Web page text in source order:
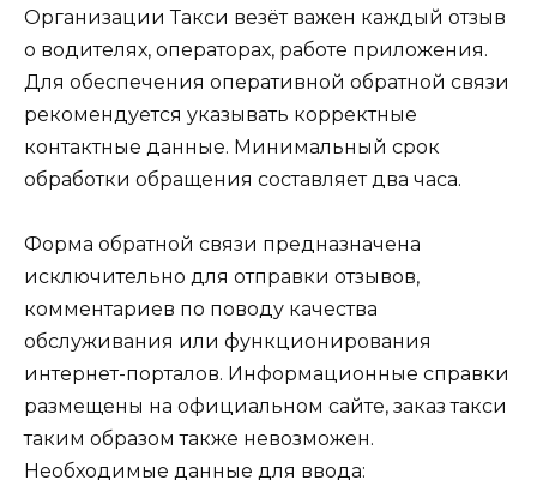
Организации Такси везёт важен каждый отзыв
о водителях, операторах, работе приложения.
Для обеспечения оперативной обратной связи
рекомендуется указывать корректные
контактные данные. Минимальный срок
обработки обращения составляет два часа.
Форма обратной связи предназначена
исключительно для отправки отзывов,
комментариев по поводу качества
обслуживания или функционирования
интернет-порталов. Информационные справки
размещены на официальном сайте, заказ такси
таким образом также невозможен.
Необходимые данные для ввода: